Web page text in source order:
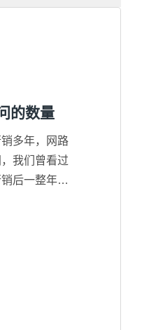
的数量
多年，网路
我们曾看过
后一整年才
料的比率只
不是该讨论
国际竞争对